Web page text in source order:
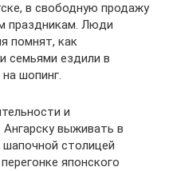
в свободную продажу
праздникам. Люди
помнят, как
семьями ездили в
шопинг.
и
выживать в
столицей
японского